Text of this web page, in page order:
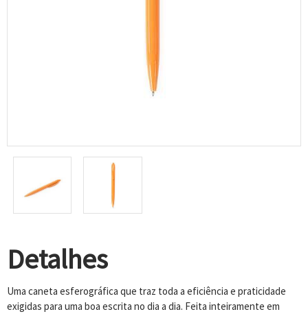
Detalhes
Uma caneta esferográfica que traz toda a eficiência e praticidade
exigidas para uma boa escrita no dia a dia. Feita inteiramente em